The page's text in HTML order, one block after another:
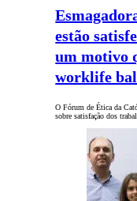
estão
um motivo
worklife
O Fórum de Ética da
sobre satisfação dos